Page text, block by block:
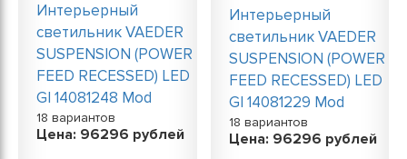
Интерьерный
светильник VAEDER
SUSPENSION (POWER
FEED RECESSED) LED
GI 14081248 Mod
18 вариантов
Цена: 96296 рублей
Интерьерный
светильник VAEDER
SUSPENSION (POWER
FEED RECESSED) LED
GI 14081229 Mod
18 вариантов
Цена: 96296 рублей